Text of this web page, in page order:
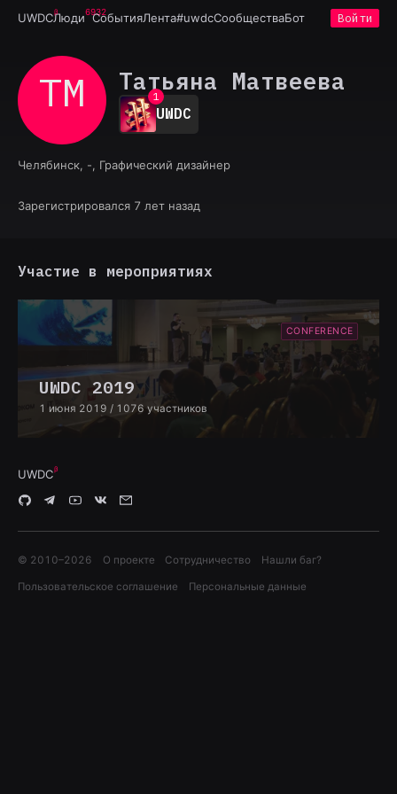
UWDCЛюди6932
СобытияЛента#uwdcСообществаБот Войти
ТМ Татьяна Матвеева
0
1
2
3
5
7
UWDC
Челябинск, -, Графический дизайнер
Зарегистрировался 7 лет назад
Участие в мероприятиях
CONFERENCE
UWDC 2019
1 июня 2019 / 1076 участников
UWDC
© 2010–2026 О проекте Сотрудничество Нашли баг?
Пользовательское соглашение Персональные данные